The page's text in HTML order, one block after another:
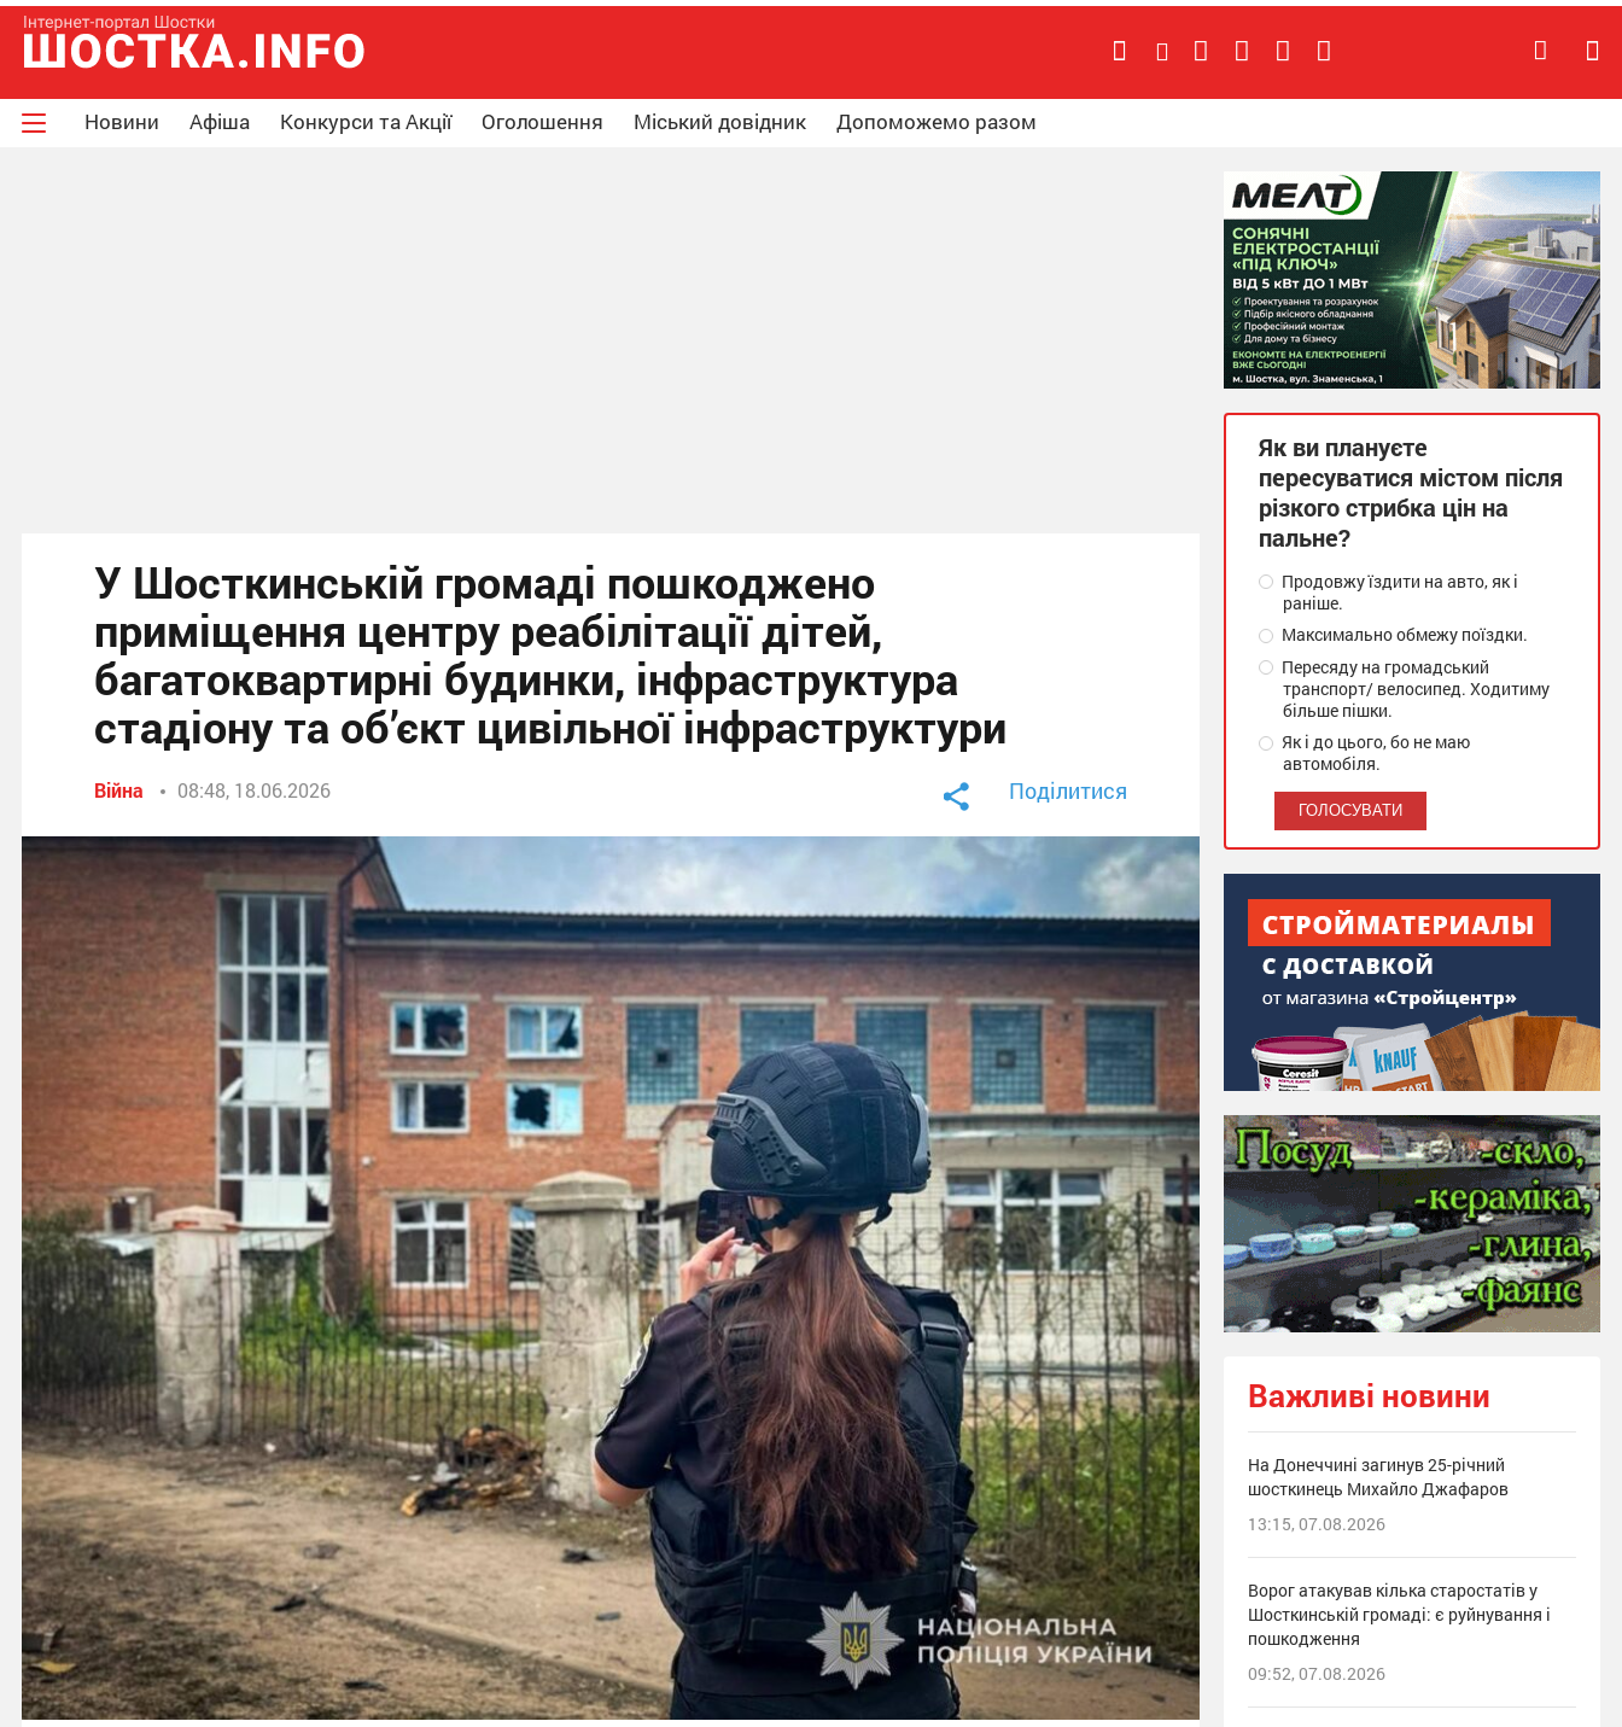
Новини Афіша Конкурси та Акції Оголошення Міський довідник Допоможемо разом
У Шосткинській громаді пошкоджено
приміщення центру реабілітації дітей,
багатоквартирні будинки, інфраструктура
стадіону та об’єкт цивільної інфраструктури
Війна 08:48, 18.06.2026 Поділитися
Як ви плануєте
пересуватися містом після
різкого стрибка цін на
пальне?
Продовжу їздити на авто, як і
раніше.
Максимально обмежу поїздки.
Пересяду на громадський
транспорт/ велосипед. Ходитиму
більше пішки.
Як і до цього, бо не маю
автомобіля.
Важливі новини
На Донеччині загинув 25-річний
шосткинець Михайло Джафаров
13:15, 07.08.2026
Ворог атакував кілька старостатів у
Шосткинській громаді: є руйнування і
пошкодження
09:52, 07.08.2026